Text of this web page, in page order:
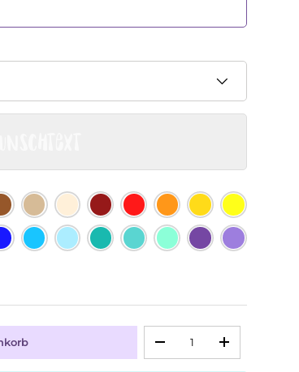
-
+